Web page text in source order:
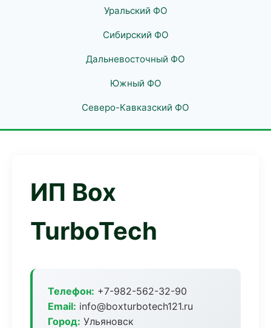
Уральский ФО
Сибирский ФО
Дальневосточный ФО
Южный ФО
Северо-Кавказский ФО
ИП Box
TurboTech
Телефон: +7-982-562-32-90
Email: info@boxturbotech121.ru
Город: Ульяновск